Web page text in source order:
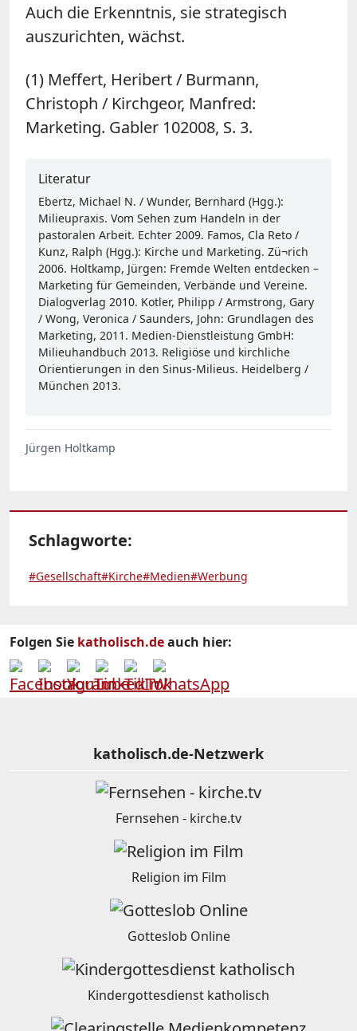
Auch die Erkenntnis, sie strategisch
auszurichten, wächst.
(1) Meffert, Heribert / Burmann,
Christoph / Kirchgeor, Manfred:
Marketing. Gabler 102008, S. 3.
Literatur
Ebertz, Michael N. / Wunder, Bernhard (Hgg.):
Milieupraxis. Vom Sehen zum Handeln in der
pastoralen Arbeit. Echter 2009. Famos, Cla Reto /
Kunz, Ralph (Hgg.): Kirche und Marketing. Zü¬rich
2006. Holtkamp, Jürgen: Fremde Welten entdecken –
Marketing für Gemeinden, Verbände und Vereine.
Dialogverlag 2010. Kotler, Philipp / Armstrong, Gary
/ Wong, Veronica / Saunders, John: Grundlagen des
Marketing, 2011. Medien-Dienstleistung GmbH:
Milieuhandbuch 2013. Religiöse und kirchliche
Orientierungen in den Sinus-Milieus. Heidelberg /
München 2013.
Jürgen Holtkamp
Schlagworte:
#Gesellschaft#Kirche#Medien#Werbung
Folgen Sie katholisch.deauch hier:
katholisch.de-Netzwerk
Fernsehen - kirche.tv
Religion im Film
Gotteslob Online
Kindergottesdienst katholisch